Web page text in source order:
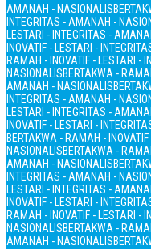
AMANAH - NASIONALIS
INTEGRITAS - AMANAH -
LESTARI - INTEGRITAS -
INOVATIF - LESTARI -
RAMAH - INOVATIF - LESTARI -
NASIONALISBERTAKWA -
AMANAH - NASIONALIS
INTEGRITAS - AMANAH -
LESTARI - INTEGRITAS -
INOVATIF - LESTARI -
BERTAKWA - RAMAH -
NASIONALISBERTAKWA -
AMANAH - NASIONALIS
INTEGRITAS - AMANAH -
LESTARI - INTEGRITAS -
INOVATIF - LESTARI -
RAMAH - INOVATIF - LESTARI -
NASIONALISBERTAKWA -
AMANAH - NASIONALIS